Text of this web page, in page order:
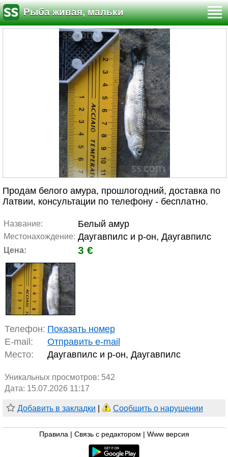
Рыба живая, мальки
Продам белого амура, прошлогодний, доставка по
Латвии, консультации по телефону - бесплатно.
Название: Белый амур
Местонахождение: Даугавпилс и р-он, Даугавпилс
Цена: 3 €
Телефон: Показать номер
E-mail:
Отправить e-mail
Место:
Даугавпилс и р-он, Даугавпилс
Уникальных просмотров: 542
Дата: 15.07.2026 11:17
Добавить в закладки Сообщить о нарушении
Правила Связь с редактором Www версия